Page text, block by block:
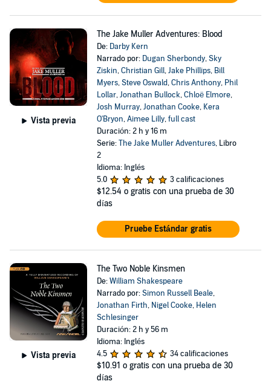
Vista previa
The Jake Muller Adventures: Blood
De: Darby Kern
Narrado por: Dugan Sherbondy,Sky
Ziskin,Christian Gill,Jake Phillips, Bill
Myers,Steve Oswald,Chris Anthony, Phil
Lollar,Jonathan Bullock,Chloë Elmore,
Josh Murray,Jonathan Cooke, Kera
O'Bryon,Aimee Lilly,full cast
Duración: 2 h y 16 m
Serie:The Jake Muller Adventures, Libro
2
Idioma: Inglés
5.0
3 calificaciones
$12.54 o gratis con una prueba de 30
días
Pruebe Estándar gratis
Vista previa
The Two Noble Kinsmen
De:William Shakespeare
Narrado por:Simon Russell Beale,
Jonathan Firth, Nigel Cooke, Helen
Schlesinger
Duración: 2 h y 56 m
Idioma: Inglés
4.5
34 calificaciones
$10.91 o gratis con una prueba de 30
días